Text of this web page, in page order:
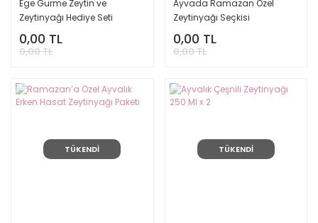
Ege Gurme Zeytin ve
Zeytinyağı Hediye Seti
0,00 TL
0,00 TL
Ayvada Ramazan Özel
Zeytinyağı Seçkisi
0,00 TL
0,00 TL
TÜKENDİ TÜKENDİ